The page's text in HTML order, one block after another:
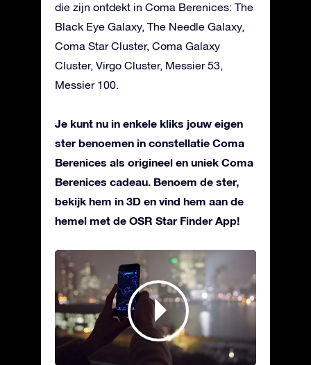
die zijn ontdekt in Coma Berenices: The
Black Eye Galaxy, The Needle Galaxy,
Coma Star Cluster, Coma Galaxy
Cluster, Virgo Cluster, Messier 53,
Messier 100.
Je kunt nu in enkele kliks jouw eigen
ster benoemen in constellatie Coma
Berenices als origineel en uniek Coma
Berenices cadeau. Benoem de ster,
bekijk hem in 3D en vind hem aan de
hemel met de OSR Star Finder App!